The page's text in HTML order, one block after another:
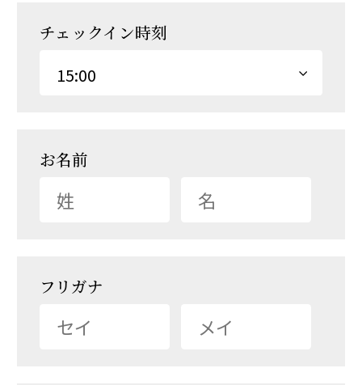
チェックイン時刻
お名前
フリガナ